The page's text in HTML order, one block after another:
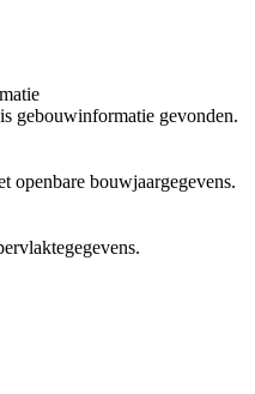
gebouwinformatie gevonden.
openbare bouwjaargegevens.